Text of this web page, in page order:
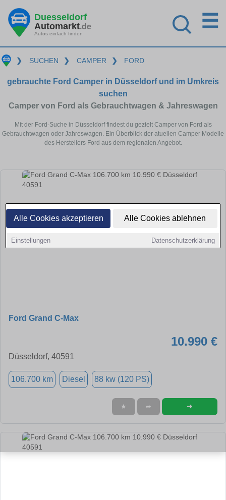
Alle Cookies akzeptieren Alle Cookies ablehnen
Einstellungen Datenschutzerklärung
Duesseldorf
Automarkt.de
Autos einfach finden
☰
❯ SUCHEN ❯ CAMPER ❯ FORD
gebrauchte Ford Camper in Düsseldorf und im Umkreis
suchen
Camper von Ford als Gebrauchtwagen & Jahreswagen
Mit der Ford-Suche in Düsseldorf findest du gezielt Camper von Ford als
Gebrauchtwagen oder Jahreswagen. Ein Überblick der atuellen Camper Modelle
des Herstellers Ford aus dem regionalen Angebot.
Ford Grand C-Max
10.990 €
Düsseldorf, 40591
106.700 km Diesel 88 kw (120 PS)
★ ➦ ➜